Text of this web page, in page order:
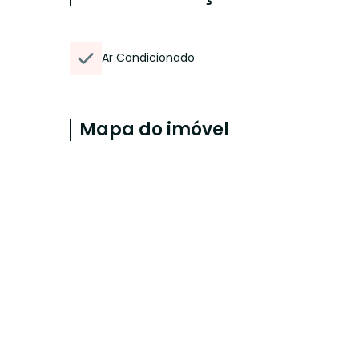
Ar Condicionado
Mapa do imóvel